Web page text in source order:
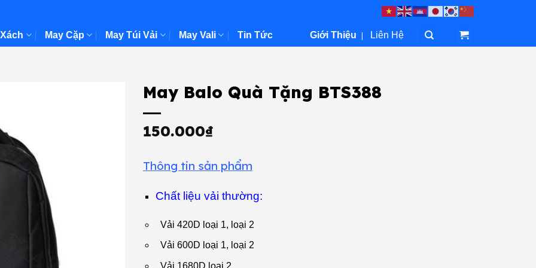
May Cặp May Túi Vải May Vali Tin Tức Giới Thiệu | Liên Hệ
May Balo Quà Tặng BTS388
150.000₫
Thông tin sản phẩm
Chất liệu vải thường:
Vải 420D loại 1, loại 2
Vải 600D loại 1, loại 2
Vải 1680D loại 2